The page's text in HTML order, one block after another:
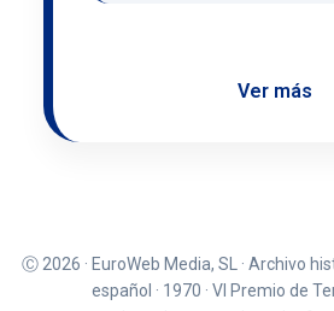
Ver más
Ⓒ 2026 · EuroWeb Media, SL · Archivo
español · 1970 · VI Premio de